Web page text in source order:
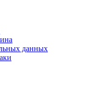
данных